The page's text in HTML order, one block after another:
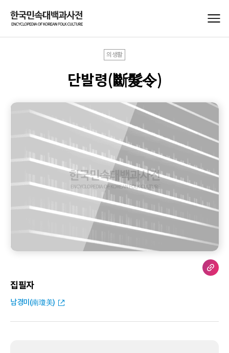
의생활
단발령(斷髮令)
집필자
남경미(南瓊美)